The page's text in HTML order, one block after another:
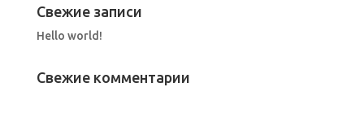
Свежие записи
Hello world!
Свежие комментарии